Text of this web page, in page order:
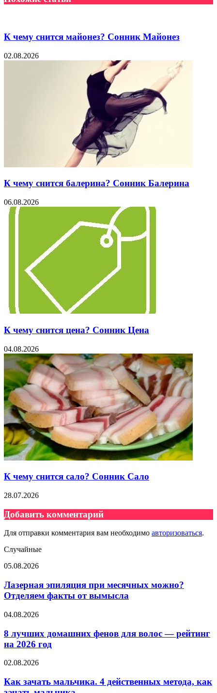
почту
К чему снится майонез? Сонник Майонез
02.08.2026
К чему снится балерина? Сонник Балерина
06.08.2026
К чему снится цена? Сонник Цена
04.08.2026
К чему снится сало? Сонник Сало
28.07.2026
Добавить комментарий
Для отправки комментария вам необходимо авторизоваться.
Случайные
Лазерная
при
месячных
можно?
факты
вымысла
05.08.2026
Лазерная эпиляция при месячных можно?
Отделяем факты от вымысла
8
домашних
фенов
для
—
на
04.08.2026
8 лучших домашних фенов для волос — рейтинг
на 2026 год
Как
мальчика.
4
02.08.2026
Как зачать мальчика. 4 действенных метода, как